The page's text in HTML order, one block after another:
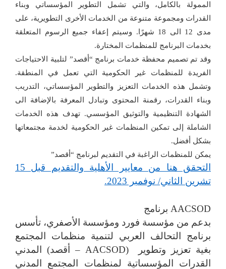
الممولة بالكامل، والتي تشمل التطوير المؤسساتي وبناء
القدرات ومجموعة متنوعة من الخدمات الأخرى التطويرية، على
مدى 12 الى 18 شهرًا. وسيتم إعفاء جميع الرسوم المتعلقة
بخدمات البرنامج للمنظمات المختارة.
وقد تم تصميم محفظة خدمات برنامج “أقصد” لتلبية الاحتياجات
الفريدة للمنظمات غير الحكومية التي تعمل في المنطقة.
وتشمل هذه الخدمات التعزيز والتطوير المؤسساتي، التدريب
وبناء القدرات، رقمنة المحتوى وتبادل المعرفة بالإضافة الى
الشهادة التنظيمية والتوثيق المؤسسي. تهدف هذه الخدمات
الشاملة إلى تمكين المنظمات غير الحكومية لخدمة مجتمعاتها
بشكل أفضل.
يمكن للمنظمات الراغبة في التقديم لبرنامج “أقصد”
التحقق هنا من معايير الأهلية والتقديم قبل 15
تشرين الثاني/ نوفمبر 2023
.
برنامج AACSOD
بدعم من مؤسسة فورد ومؤسسة الأصفري، تأسس
برنامج التحالف العربي لتنمية منظمات المجتمع
المدني (أقصد – AACSOD) بغية تعزيز وتطوير
القدرات المؤسساتية لمنظمات المجتمع المدني